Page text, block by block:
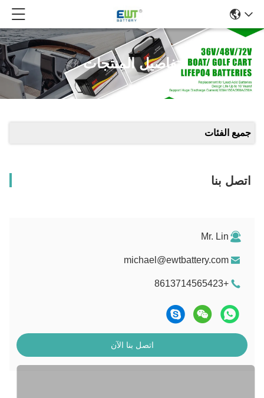
تفاصيل المنتجات
جميع الفئات
اتصل بنا
Mr. Lin
michael@ewtbattery.com
+8613714565423
اتصل بنا الآن